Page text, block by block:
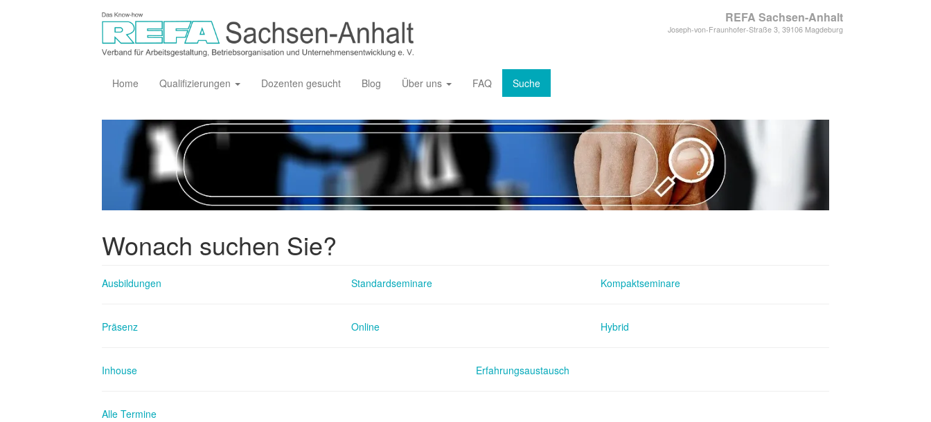
REFA Sachsen-Anhalt
Joseph-von-Fraunhofer-Straße 3, 39106 Magdeburg
Home Qualifizierungen Dozenten gesucht Blog Über uns FAQ Suche
Wonach suchen Sie?
Ausbildungen Standardseminare Kompaktseminare
Präsenz Online Hybrid
Inhouse Erfahrungsaustausch
Alle Termine